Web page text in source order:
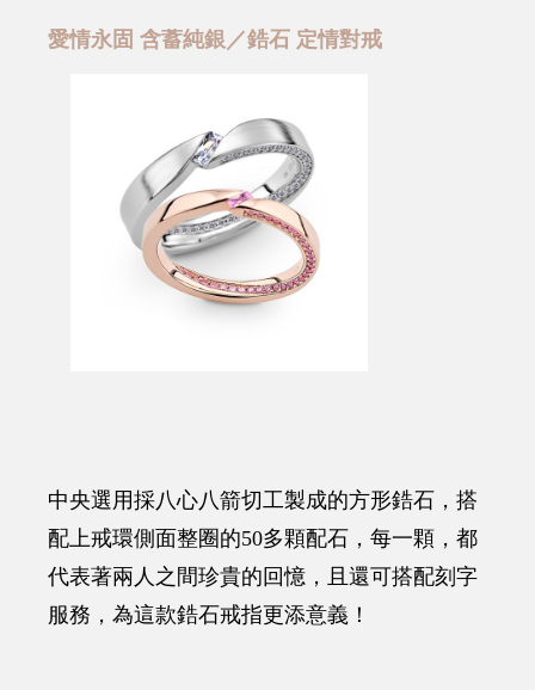
愛情永固 含蓄純銀／鋯石 定情對戒
中央選用採八心八箭切工製成的方形鋯石，搭
配上戒環側面整圈的50多顆配石，每一顆，都
代表著兩人之間珍貴的回憶，且還可搭配刻字
服務，為這款鋯石戒指更添意義！